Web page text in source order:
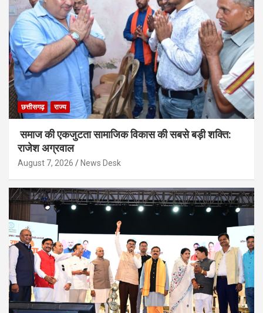
छत्तीसगढ़ राज्य
समाज की एकजुटता सामाजिक विकास की सबसे बड़ी शक्ति:
राजेश अग्रवाल
August 7, 2026 News Desk